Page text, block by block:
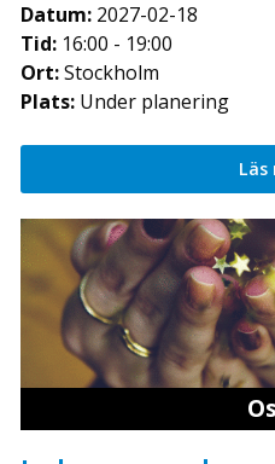
Datum: 2027-02-18
Tid: 16:00 - 19:00
Ort:Stockholm
Plats: Under planering
Läs